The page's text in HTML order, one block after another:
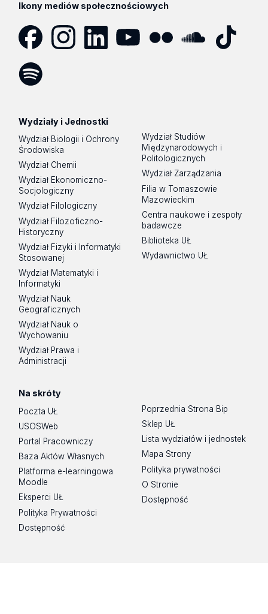
Ikony mediów społecznościowych
Wydziały i Jednostki
Wydział Biologii i Ochrony
Środowiska
Wydział Chemii
Wydział Ekonomiczno-
Socjologiczny
Wydział Filologiczny
Wydział Filozoficzno-
Historyczny
Wydział Fizyki i Informatyki
Stosowanej
Wydział Matematyki i
Informatyki
Wydział Nauk
Geograficznych
Wydział Nauk o
Wychowaniu
Wydział Prawa i
Administracji
Wydział Studiów
Międzynarodowych i
Politologicznych
Wydział Zarządzania
Filia w Tomaszowie
Mazowieckim
Centra naukowe i zespoły
badawcze
Biblioteka UŁ
Wydawnictwo UŁ
Na skróty
Poczta UŁ
USOSWeb
Portal Pracowniczy
Baza Aktów Własnych
Platforma e-learningowa
Moodle
Eksperci UŁ
Polityka Prywatności
Dostępność
Poprzednia Strona Bip
Sklep UŁ
Lista wydziałów i jednostek
Mapa Strony
Polityka prywatności
O Stronie
Dostępność